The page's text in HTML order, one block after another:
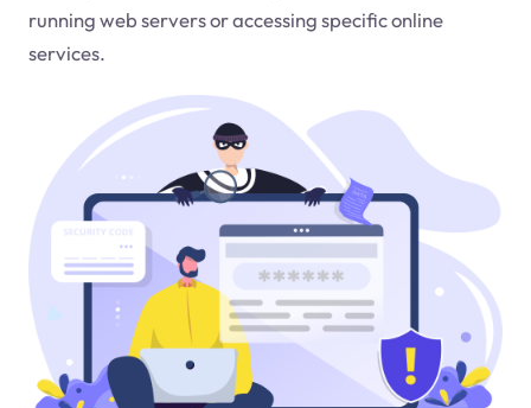
running web servers or accessing specific online
services.